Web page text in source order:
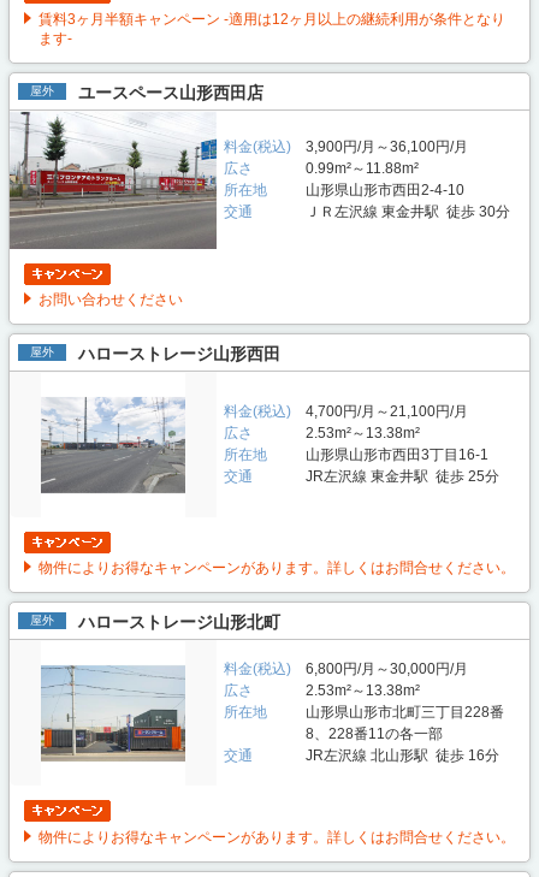
賃料3ヶ月半額キャンペーン -適用は12ヶ月以上の継続利用が条件となり
ます-
屋外 ユースペース山形西田店
料金(税込)
3,900円/月～36,100円/月
広さ
0.99m²～11.88m²
所在地
山形県山形市西田2-4-10
交通
ＪＲ左沢線 東金井駅 徒歩 30分
お問い合わせください
屋外 ハローストレージ山形西田
料金(税込)
4,700円/月～21,100円/月
広さ
2.53m²～13.38m²
所在地
山形県山形市西田3丁目16-1
交通
JR左沢線 東金井駅 徒歩 25分
物件によりお得なキャンペーンがあります。詳しくはお問合せください。
屋外 ハローストレージ山形北町
料金(税込)
6,800円/月～30,000円/月
広さ
2.53m²～13.38m²
所在地
山形県山形市北町三丁目228番
8、228番11の各一部
交通
JR左沢線 北山形駅 徒歩 16分
物件によりお得なキャンペーンがあります。詳しくはお問合せください。